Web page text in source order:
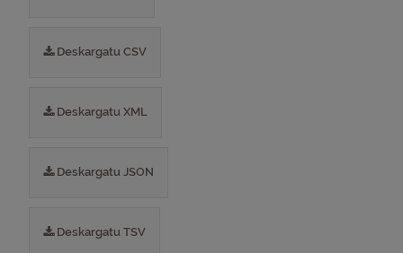
Deskargatu CSV
Deskargatu XML
Deskargatu JSON
Deskargatu TSV